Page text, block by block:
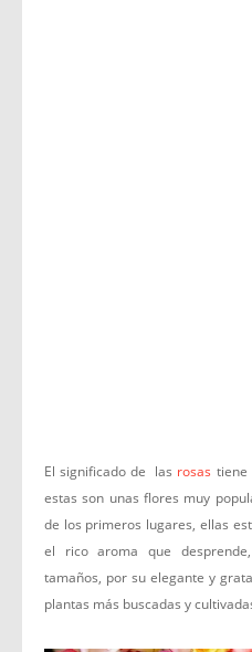
El significado de las rosas tiene
estas son unas flores muy
de los primeros lugares, ellas
el rico aroma que
tamaños, por su elegante y
plantas más buscadas y